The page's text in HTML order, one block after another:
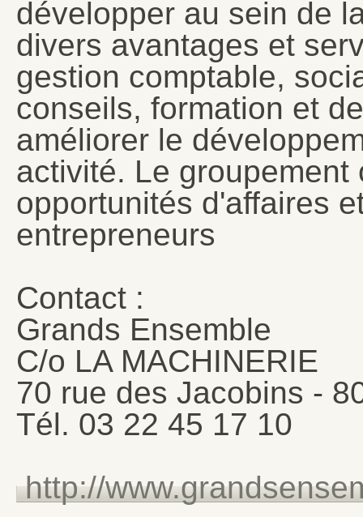
développer au sein de
divers avantages et
gestion comptable,
conseils, formation et
améliorer le
activité. Le groupement
opportunités d'affaires
entrepreneurs
Contact :
Grands Ensemble
C/o LA MACHINERIE
70 rue des Jacobins -
Tél. 03 22 45 17 10
http://